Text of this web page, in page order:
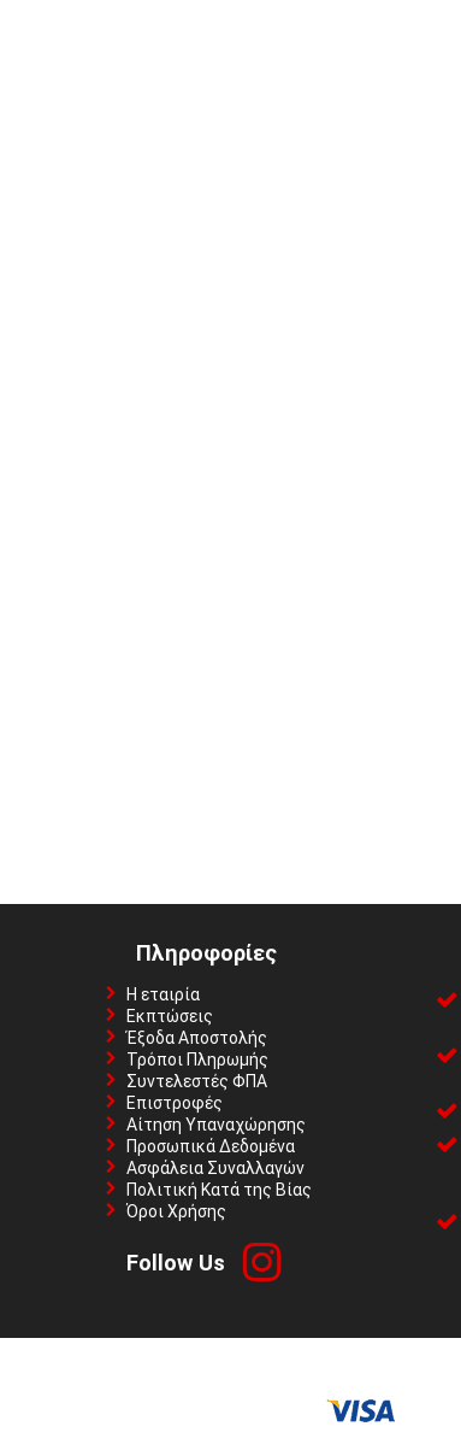
Πληροφορίες
Η εταιρία
Εκπτώσεις
Έξοδα Αποστολής
Τρόποι Πληρωμής
Συντελεστές ΦΠΑ
Επιστροφές
Αίτηση Υπαναχώρησης
Προσωπικά Δεδομένα
Ασφάλεια Συναλλαγών
Πολιτική Κατά της Βίας
Όροι Χρήσης
Follow Us